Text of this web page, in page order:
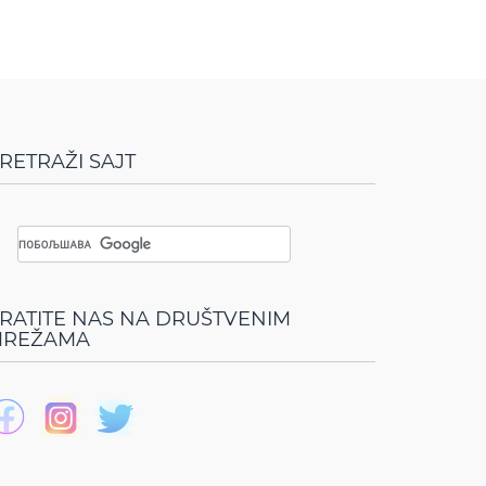
SAJT
NAS NA DRUŠTVENIM